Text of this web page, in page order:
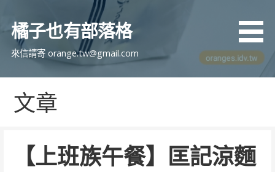
橘子也有部落格
來信請寄 orange.tw@gmail.com
文章
【上班族午餐】匡記涼麵